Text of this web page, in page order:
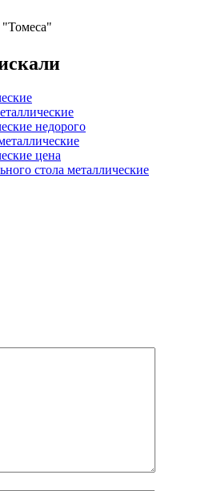
недорого
цена
стола металлические